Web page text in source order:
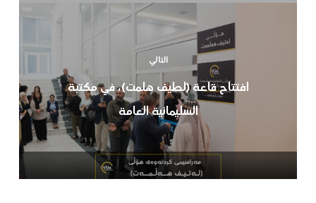
التالي
افتتاح قاعة (لطيف هلمت)، في مكتبة
السليمانية العامة